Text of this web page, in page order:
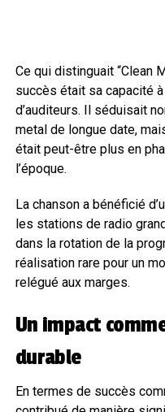
Ce qui distinguait “Clean
succès était sa capacité
d’auditeurs. Il séduisait
metal de longue date,
était peut-être plus en
l’époque.
La chanson a bénéficié
les stations de radio
dans la rotation de la
réalisation rare pour un
relégué aux marges.
Un impact
durable
En termes de succès